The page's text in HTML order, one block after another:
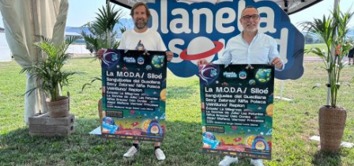
Ángel Escuredo (i) y Carlos Cortina (d) en la presentación del Planeta Sound. | JAVIER
FERNÁNDEZ